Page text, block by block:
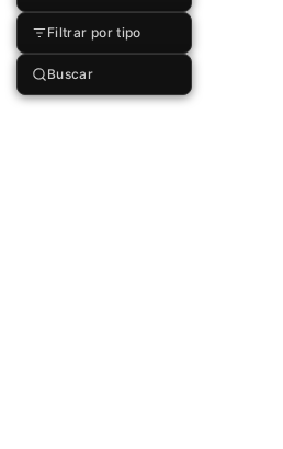
Filtrar por tipo
Buscar